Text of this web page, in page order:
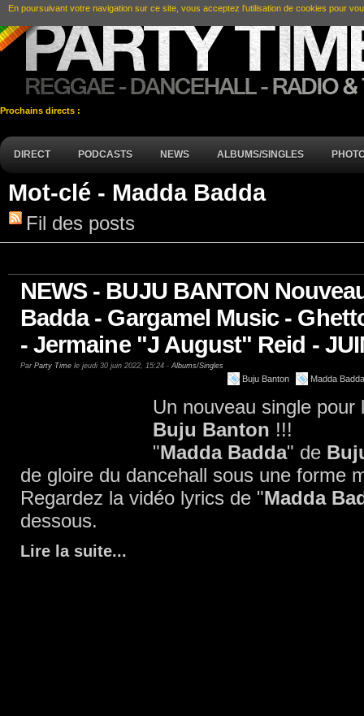
Prochains directs :
DIRECT PODCASTS NEWS ALBUMS/SINGLES
Mot-clé - Madda Badda
Fil des posts
NEWS - BUJU BANTON
Badda - Gargamel Music -
- Jermaine "J August" Reid -
Par Party Time le jeudi 30 juin 2022, 15:24 -Albums/Singles
Buju Banton Madda Badda
Un nouveau single
Buju Banton !!!
"Madda Badda" de
de gloire du dancehall sous une forme
Regardez la vidéo lyrics de "Madda
dessous.
Lire la suite...
En poursuivant votre navigation sur ce site, vous acceptez l’utilisation de cookies pour